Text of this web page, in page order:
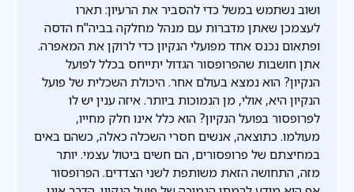
ושוב נשתמש במשל כדי להסביר את הרעיון: תארו
לעצמכן שאתן מדברות עם מנהל מחלקה בביה"ח הדסה
ופתאום נכנס אחד מפועלי הנקיון כדי לרוקן את המאפרה.
אתן חושבות שהפרופסור הגדול יתייחס בכלל לפועל
הנקיון? הוא נמצא בעולם אחר. היכולת השכלית של פועל
הנקיון היא, אולי, מן הנמוכות ביותר. איזה ענין יש לו
לפרופסור בפועל הנקיון? הוא כלל אינו חלק מחייו,
מעולמו. כתוצאה, אנשים חסרי השכלה כאלה, כשהם באים
במחיצתם של פרופסורים, הם חשים ביטול עצמי. יותר
מזה, התחושה הזאת משותפת לשני הצדדים. הפרופסור